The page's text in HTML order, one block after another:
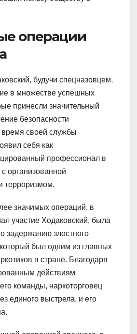
операции
будучи спецназовцем,
в множестве успешных
принесли значительный
безопасности
время своей службы
себя как
профессионал в
организованной
терроризмом.
значимых операций, в
участие Ходаковский, была
задержанию злостного
был одним из главных
в стране. Благодаря
действиям
команды, наркоторговец
единого выстрела, и его